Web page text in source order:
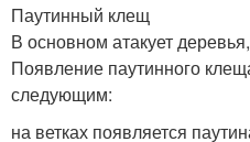
Паутинный клещ
В основном атакует
Появление паутинного
следующим:
на ветках появляется